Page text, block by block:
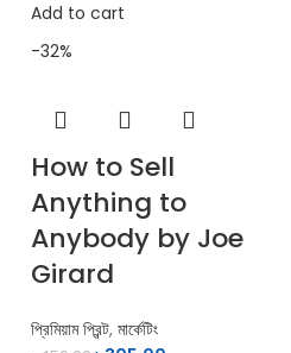
Add to cart
-32%
How to Sell
Anything to
Anybody by Joe
Girard
প্রিমিয়াম প্রিন্ট, মার্কেটিং